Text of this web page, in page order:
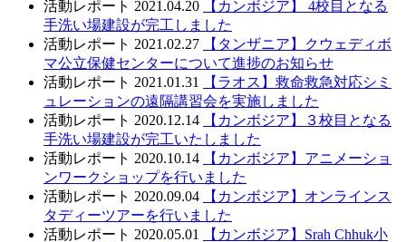
活動レポート 2021.04.20
【カンボジア】 4校目となる
手洗い場建設が完工しました
活動レポート 2021.02.27
【タンザニア】クウェディボ
マ公立保健センターについて進捗のお知らせ
活動レポート 2021.01.31
【ラオス】救命救急対応シミ
ュレーションの遠隔講習会を実施しました
活動レポート 2020.12.14
【カンボジア】３校目となる
手洗い場建設が完工いたしました
活動レポート 2020.10.14
【カンボジア】アニメーショ
ンワークショップを行いました
活動レポート 2020.09.04
【カンボジア】オンラインス
タディーツアーを行いました
活動レポート 2020.05.01
【カンボジア】Srah Chhuk小